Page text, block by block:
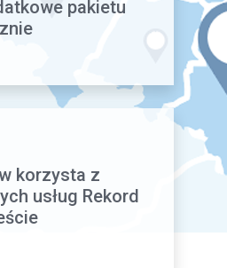
pakietu
korzysta z
usług Rekord